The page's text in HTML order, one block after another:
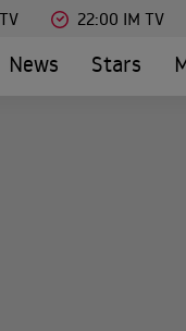
22:00 IM TV
News Stars